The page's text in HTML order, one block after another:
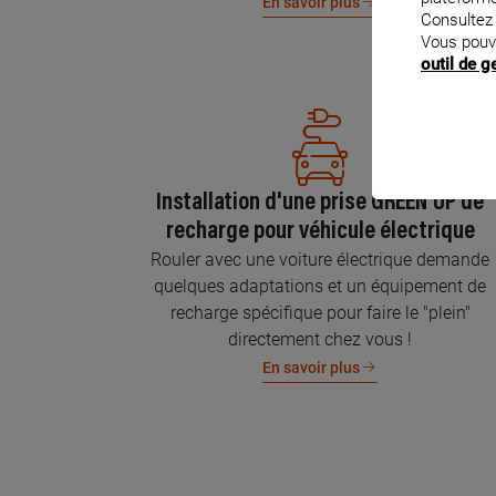
Installation d'une prise GREEN'UP de
recharge pour véhicule électrique
Rouler avec une voiture électrique demande
quelques adaptations et un équipement de
recharge spécifique pour faire le "plein"
directement chez vous !
En savoir plus
Vous
outil de